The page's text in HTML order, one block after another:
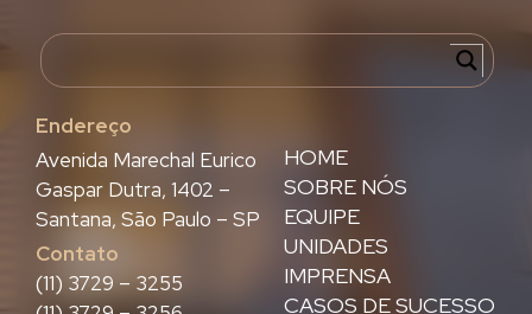
Endereço
HOME
SOBRE NÓS
EQUIPE
UNIDADES
IMPRENSA
CASOS DE SUCESSO
Avenida Marechal Eurico
Gaspar Dutra, 1402 –
Santana, São Paulo – SP
Contato
(11) 3729 – 3255